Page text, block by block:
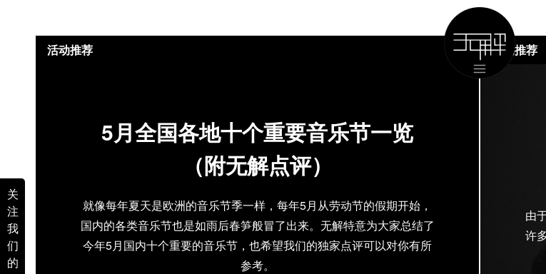
关
注
我
们
的
5月全国各地十个重要音乐节一览
（附无解点评）
就像每年夏天是欧洲的音乐节季一样，每年5月从劳动节的假期开始，
国内的各类音乐节也是如雨后春笋般冒了出来。无解特意为大家总结了
今年5月国内十个重要的音乐节，也希望我们的独家点评可以对你有所
参考。
活动推荐
由
许
活动推荐